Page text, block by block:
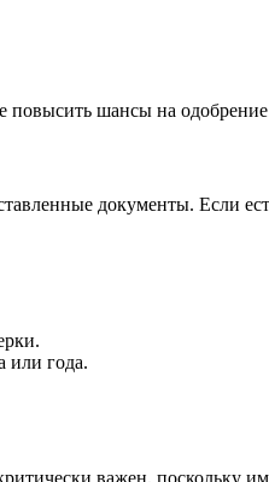
повысить шансы на одобрение
документы. Если
или года.
важен, поскольку